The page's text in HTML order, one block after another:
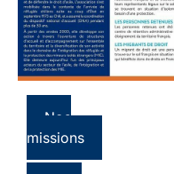
Nos
missions